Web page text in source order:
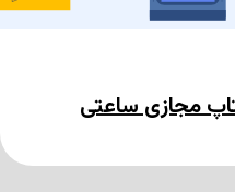
مجازی ساعتی